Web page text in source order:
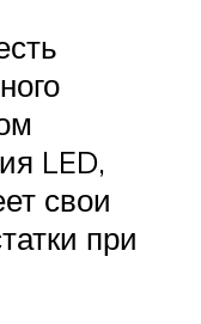
LED,
свои
при